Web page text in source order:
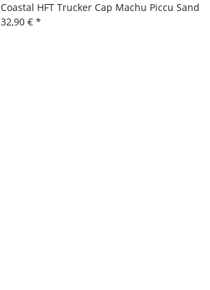
Coastal HFT Trucker Cap Machu Piccu Sand
32,90 € *